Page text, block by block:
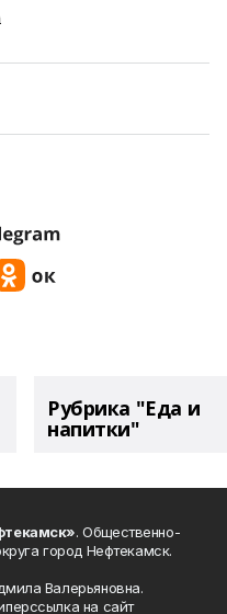
Рубрика "Еда и
напитки"
. Общественно-
город Нефтекамск.
Валерьяновна.
на сайт